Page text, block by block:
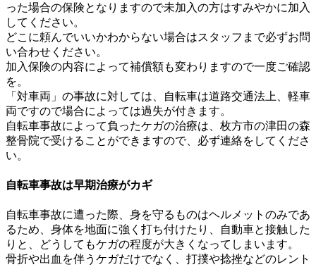
った場合の保険となりますので未加入の方はすみやかに加入
してください。
どこに頼んでいいかわからない場合はスタッフまで必ずお問
い合わせください。
加入保険の内容によって補償額も変わりますので一度ご確認
を。
「対車両」の事故に対しては、自転車は道路交通法上、軽車
両ですので場合によっては過失が付きます。
自転車事故によって負ったケガの治療は、枚方市の津田の森
整骨院で受けることができますので、必ず連絡をしてくださ
い。
自転車事故は早期治療がカギ
自転車事故に遭った際、身を守るものはヘルメットのみであ
るため、身体を地面に強く打ち付けたり、自動車と接触した
りと、どうしてもケガの程度が大きくなってしまいます。
骨折や出血を伴うケガだけでなく、打撲や捻挫などのレント